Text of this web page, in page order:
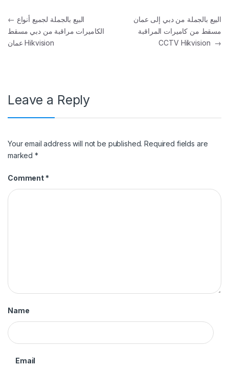
Post navigation
←
الكاميرات مراقبة من دبي مسقط
عمان Hikvision
البيع بالجملة من دبي إلى عمان
مسقط من كاميرات المراقبة
CCTV Hikvision →
Leave a Reply
Your email address will not be published. Required fields are
marked*
Comment *
Name
Email